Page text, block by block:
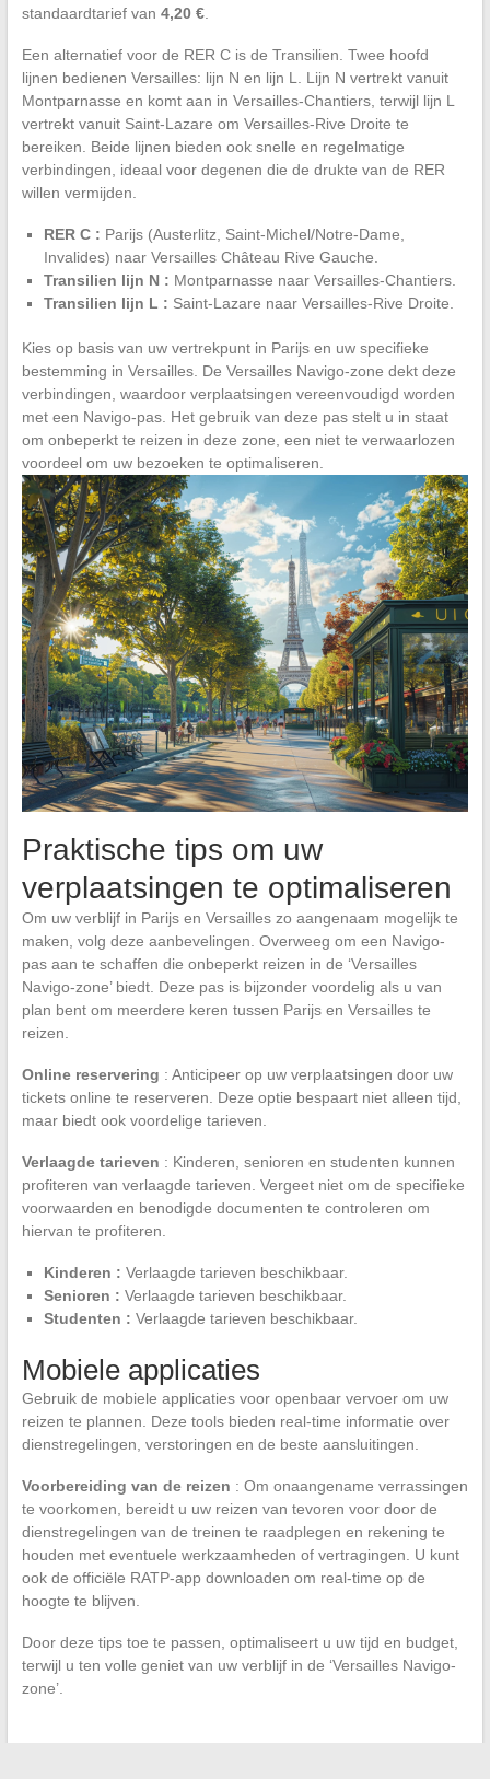
standaardtarief van 4,20 €.
Een alternatief voor de RER C is de Transilien. Twee hoofd
lijnen bedienen Versailles: lijn N en lijn L. Lijn N vertrekt vanuit
Montparnasse en komt aan in Versailles-Chantiers, terwijl lijn L
vertrekt vanuit Saint-Lazare om Versailles-Rive Droite te
bereiken. Beide lijnen bieden ook snelle en regelmatige
verbindingen, ideaal voor degenen die de drukte van de RER
willen vermijden.
RER C : Parijs (Austerlitz, Saint-Michel/Notre-Dame,
Invalides) naar Versailles Château Rive Gauche.
Transilien lijn N : Montparnasse naar Versailles-Chantiers.
Transilien lijn L : Saint-Lazare naar Versailles-Rive Droite.
Kies op basis van uw vertrekpunt in Parijs en uw specifieke
bestemming in Versailles. De Versailles Navigo-zone dekt deze
verbindingen, waardoor verplaatsingen vereenvoudigd worden
met een Navigo-pas. Het gebruik van deze pas stelt u in staat
om onbeperkt te reizen in deze zone, een niet te verwaarlozen
voordeel om uw bezoeken te optimaliseren.
Praktische tips om uw
verplaatsingen te optimaliseren
Om uw verblijf in Parijs en Versailles zo aangenaam mogelijk te
maken, volg deze aanbevelingen. Overweeg om een Navigo-
pas aan te schaffen die onbeperkt reizen in de ‘Versailles
Navigo-zone’ biedt. Deze pas is bijzonder voordelig als u van
plan bent om meerdere keren tussen Parijs en Versailles te
reizen.
Online reservering : Anticipeer op uw verplaatsingen door uw
tickets online te reserveren. Deze optie bespaart niet alleen tijd,
maar biedt ook voordelige tarieven.
Verlaagde tarieven : Kinderen, senioren en studenten kunnen
profiteren van verlaagde tarieven. Vergeet niet om de specifieke
voorwaarden en benodigde documenten te controleren om
hiervan te profiteren.
Kinderen : Verlaagde tarieven beschikbaar.
Senioren : Verlaagde tarieven beschikbaar.
Studenten : Verlaagde tarieven beschikbaar.
Mobiele applicaties
Gebruik de mobiele applicaties voor openbaar vervoer om uw
reizen te plannen. Deze tools bieden real-time informatie over
dienstregelingen, verstoringen en de beste aansluitingen.
Voorbereiding van de reizen : Om onaangename verrassingen
te voorkomen, bereidt u uw reizen van tevoren voor door de
dienstregelingen van de treinen te raadplegen en rekening te
houden met eventuele werkzaamheden of vertragingen. U kunt
ook de officiële RATP-app downloaden om real-time op de
hoogte te blijven.
Door deze tips toe te passen, optimaliseert u uw tijd en budget,
terwijl u ten volle geniet van uw verblijf in de ‘Versailles Navigo-
zone’.